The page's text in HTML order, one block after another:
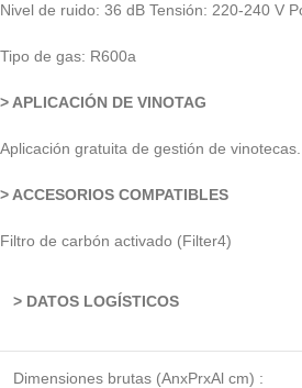
Nivel de ruido: 36 dB Tensión: 220-240 V
Tipo de gas: R600a
> APLICACIÓN DE VINOTAG
Aplicación gratuita de gestión de
> ACCESORIOS COMPATIBLES
Filtro de carbón activado (Filter4)
> DATOS LOGÍSTICOS
Dimensiones brutas (AnxPrxAl cm) :